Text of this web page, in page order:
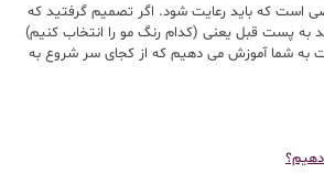
است که باید رعایت شود. اگر تصمیم گرفتید که
به پست قبل یعنی (کدام رنگ مو را انتخاب کنیم)
به شما آموزش می دهیم که از کجای سر شروع به